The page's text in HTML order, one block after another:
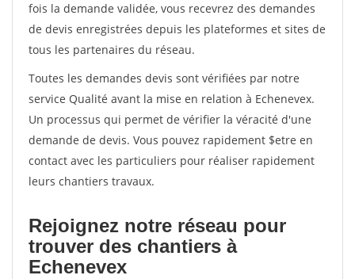
fois la demande validée, vous recevrez des demandes
de devis enregistrées depuis les plateformes et sites de
tous les partenaires du réseau.
Toutes les demandes devis sont vérifiées par notre
service Qualité avant la mise en relation à Echenevex.
Un processus qui permet de vérifier la véracité d'une
demande de devis. Vous pouvez rapidement $etre en
contact avec les particuliers pour réaliser rapidement
leurs chantiers travaux.
Rejoignez notre réseau pour
trouver des chantiers à
Echenevex